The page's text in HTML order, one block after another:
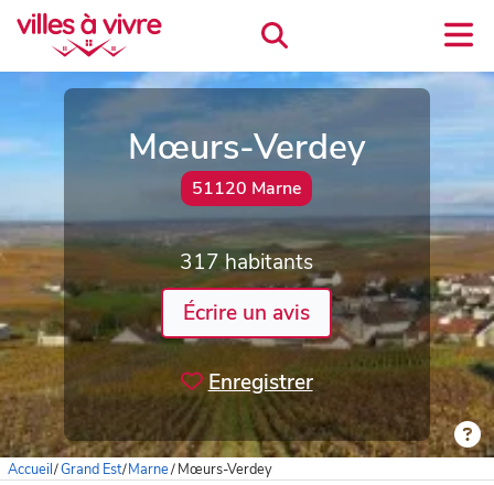
Mœurs-Verdey
51120 Marne
317 habitants
Écrire un avis
Enregistrer
Accueil/Grand Est/Marne/Mœurs-Verdey